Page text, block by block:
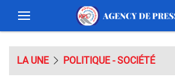
LA UNE POLITIQUE - SOCIÉTÉ